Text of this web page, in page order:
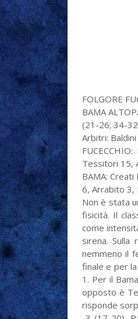
FOLGORE
BAMA
(21-26; 34-
Arbitri:
Tessitori 15,
BAMA:
6, Arrabito 3,
Non è stata
fisicità. Il
come
sirena.
nemmeno il
finale e per
1. Per il
opposto è
risponde